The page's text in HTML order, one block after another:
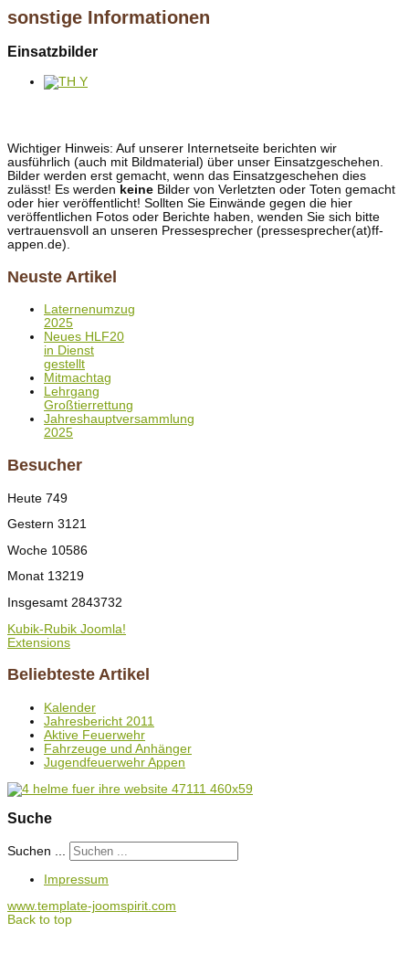
sonstige Informationen
Einsatzbilder
Wichtiger Hinweis: Auf unserer Internetseite berichten wir
ausführlich (auch mit Bildmaterial) über unser Einsatzgeschehen.
Bilder werden erst gemacht, wenn das Einsatzgeschehen dies
zulässt! Es werden keine Bilder von Verletzten oder Toten gemacht
oder hier veröffentlicht! Sollten Sie Einwände gegen die hier
veröffentlichen Fotos oder Berichte haben, wenden Sie sich bitte
vertrauensvoll an unseren Pressesprecher (pressesprecher(at)ff-
appen.de).
Neuste Artikel
Laternenumzug
2025
Neues HLF20
in Dienst
gestellt
Mitmachtag
Lehrgang
Großtierrettung
Jahreshauptversammlung
2025
Besucher
Heute 749
Gestern 3121
Woche 10586
Monat 13219
Insgesamt 2843732
Kubik-Rubik Joomla!
Extensions
Beliebteste Artikel
Kalender
Jahresbericht 2011
Aktive Feuerwehr
Fahrzeuge und Anhänger
Jugendfeuerwehr Appen
Suche
Suchen ...
Impressum
www.template-joomspirit.com
Back to top